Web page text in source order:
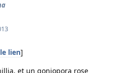
lien]
et un goniopora rose